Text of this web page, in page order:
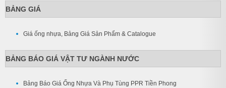
BẢNG GIÁ
Giá ống nhựa, Bảng Giá Sản Phẩm & Catalogue
BẢNG BÁO GIÁ VẬT TƯ NGÀNH NƯỚC
Bảng Báo Giá Ống Nhựa Và Phụ Tùng PPR Tiền Phong